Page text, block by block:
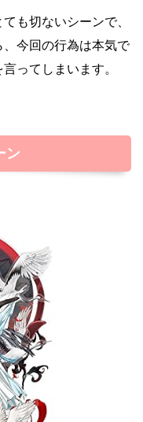
も切ないシーンで、
今回の行為は本気で
ってしまいます。
ン